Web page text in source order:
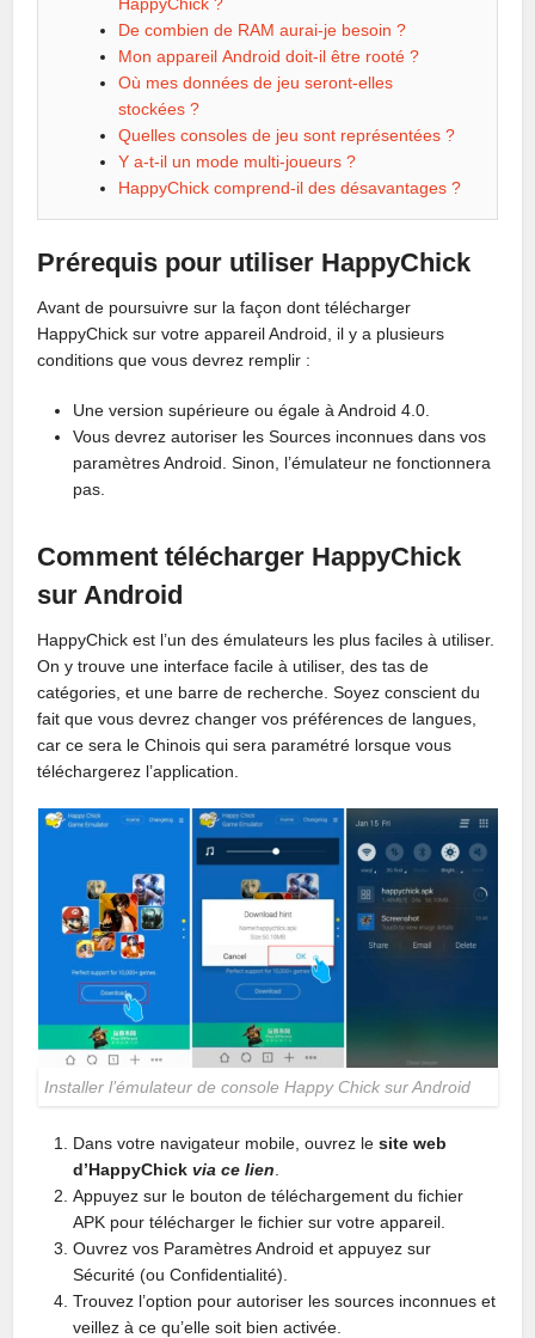
De combien de RAM aurai-je besoin ?
Mon appareil Android doit-il être rooté ?
Où mes données de jeu seront-elles
stockées ?
Quelles consoles de jeu sont représentées ?
Y a-t-il un mode multi-joueurs ?
HappyChick comprend-il des désavantages ?
Prérequis pour utiliser HappyChick
Avant de poursuivre sur la façon dont télécharger
HappyChick sur votre appareil Android, il y a plusieurs
conditions que vous devrez remplir :
Une version supérieure ou égale à Android 4.0.
Vous devrez autoriser les Sources inconnues dans vos
paramètres Android. Sinon, l’émulateur ne fonctionnera
pas.
Comment télécharger HappyChick
sur Android
HappyChick est l’un des émulateurs les plus faciles à utiliser.
On y trouve une interface facile à utiliser, des tas de
catégories, et une barre de recherche. Soyez conscient du
fait que vous devrez changer vos préférences de langues,
car ce sera le Chinois qui sera paramétré lorsque vous
téléchargerez l’application.
Installer l’émulateur de console Happy Chick sur Android
Dans votre navigateur mobile, ouvrez lesite web
d’HappyChick via ce lien
Appuyez sur le bouton de téléchargement du fichier
APK pour télécharger le fichier sur votre appareil.
Ouvrez vos Paramètres Android et appuyez sur
Sécurité (ou Confidentialité).
Trouvez l’option pour autoriser les sources inconnues et
veillez à ce qu’elle soit bien activée.